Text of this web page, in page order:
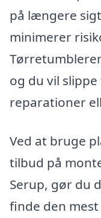
på længere
minimerer
og du vil
reparationer
Ved at bruge
tilbud på
Serup, gør du
finde den